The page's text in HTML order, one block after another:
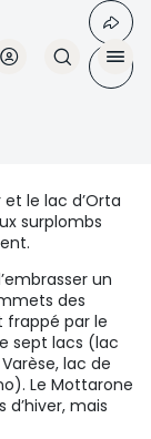
le lac d’Orta
surplombs
un
des
frappé par le
sept lacs (lac
lac de
Le Mottarone
mais